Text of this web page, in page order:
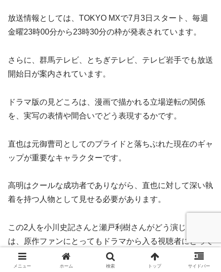
放送情報としては、TOKYO MXで7月3日スタート、毎週
金曜23時00分から23時30分の枠が発表されています。
さらに、群馬テレビ、とちぎテレビ、テレビ岩手でも放送
開始日が案内されています。
ドラマ版の見どころは、漫画で描かれる立場逆転の関係
を、実写の表情や間合いでどう表現するかです。
直也は元御曹司としてのプライドと落ちぶれた現在のギャ
ップが重要なキャラクターです。
高明はクールな成功者でありながら、直也に対して深い執
着を持つ人物として見せる必要があります。
この2人を小川史記さんと瀬戸利樹さんがどう演じるのか
は、原作ファンにとってもドラマから入る視聴者にとって
も注目ポイントです。
メニュー ホーム 検索 トップ サイドバー